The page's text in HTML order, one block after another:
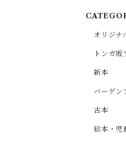
オリジナ
トンガ
新本
バーゲン
古本
絵本・児